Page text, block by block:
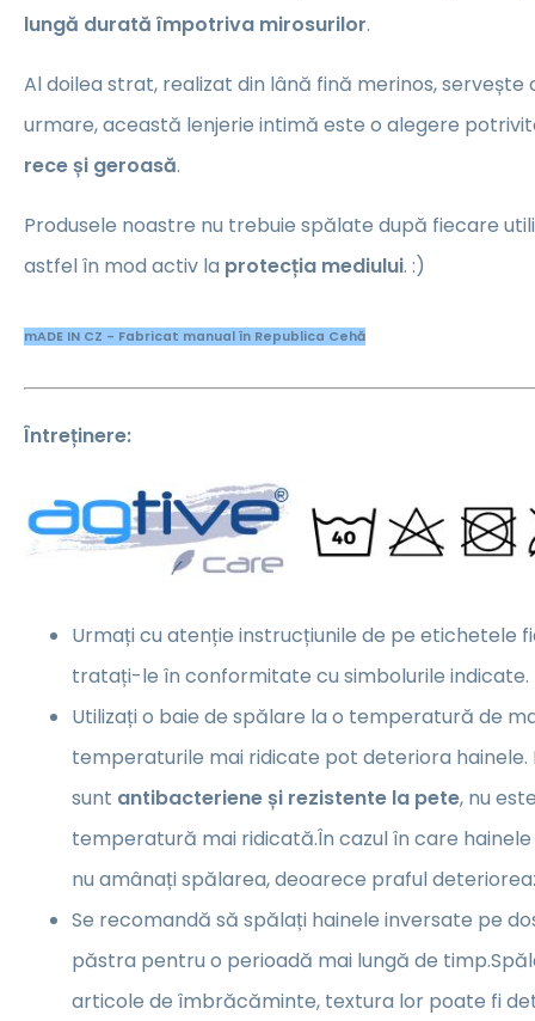
lungă durată împotriva mirosurilor.
Al doilea strat, realizat din lână fină merinos, servește
urmare, această lenjerie intimă este o alegere
rece și geroasă.
Produsele noastre nu trebuie spălate după fiecare
astfel în mod activ la protecția mediului. :)
mADE IN CZ - Fabricat manual în Republica Cehă
Întreținere:
Urmați cu atenție instrucțiunile de pe etichetele
tratați-le în conformitate cu simbolurile indicate.
Utilizați o baie de spălare la o temperatură de
temperaturile mai ridicate pot deteriora
sunt antibacteriene și rezistente la pete, nu
temperatură mai ridicată.În cazul în care
nu amânați spălarea, deoarece praful
Se recomandă să spălați hainele inversate pe
păstra pentru o perioadă mai lungă de
articole de îmbrăcăminte, textura lor poate fi